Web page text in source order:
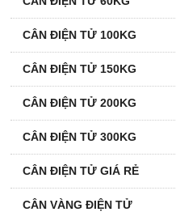
CÂN ĐIỆN TỬ 100KG
CÂN ĐIỆN TỬ 150KG
CÂN ĐIỆN TỬ 200KG
CÂN ĐIỆN TỬ 300KG
CÂN ĐIỆN TỬ GIÁ RẺ
CÂN VÀNG ĐIỆN TỬ